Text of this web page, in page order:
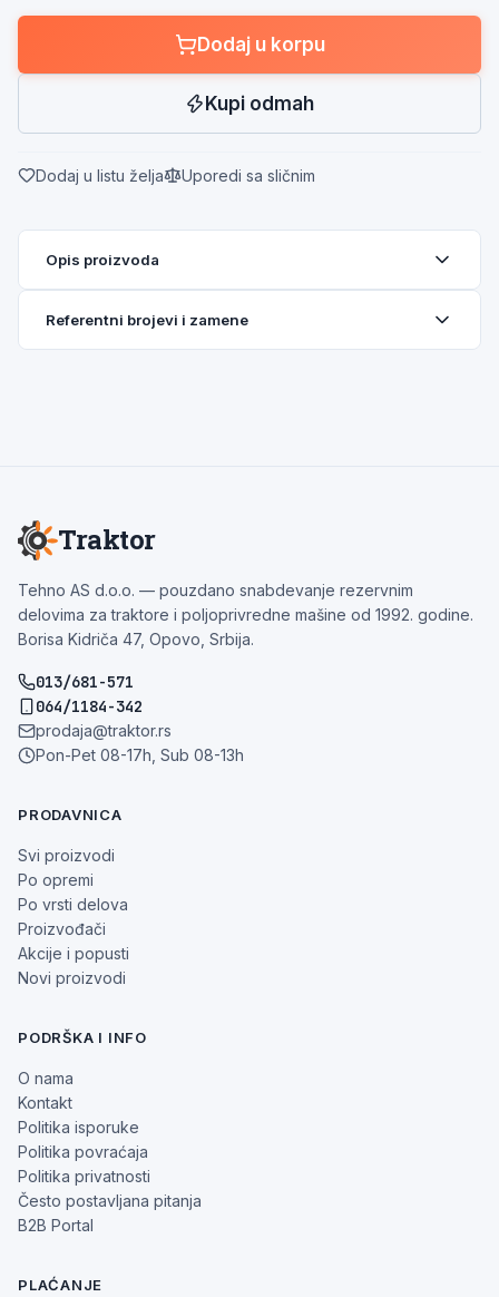
Dodaj u korpu
Kupi odmah
Dodaj u listu želja Uporedi sa sličnim
Opis proizvoda
Referentni brojevi i zamene
Traktor
Tehno AS d.o.o. — pouzdano snabdevanje rezervnim
delovima za traktore i poljoprivredne mašine od 1992. godine.
Borisa Kidriča 47, Opovo, Srbija.
013/681-571
064/1184-342
prodaja@traktor.rs
Pon-Pet 08-17h, Sub 08-13h
PRODAVNICA
Svi proizvodi
Po opremi
Po vrsti delova
Proizvođači
Akcije i popusti
Novi proizvodi
PODRŠKA I INFO
O nama
Kontakt
Politika isporuke
Politika povraćaja
Politika privatnosti
Često postavljana pitanja
B2B Portal
PLAĆANJE